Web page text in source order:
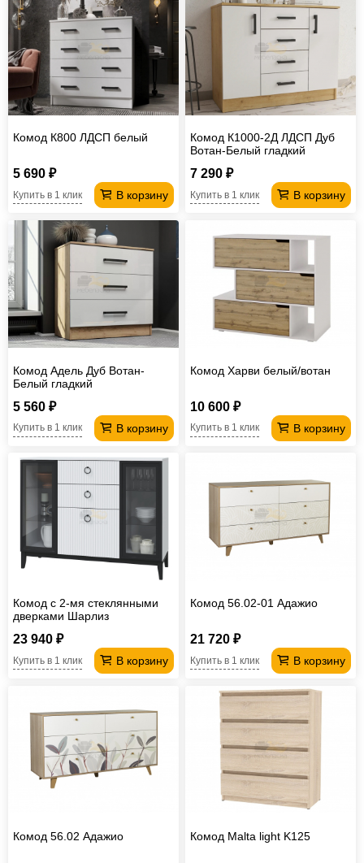
Комод К800 ЛДСП белый
5 690 ₽
В корзину
Купить в 1 клик
Комод К1000-2Д ЛДСП Дуб
Вотан-Белый гладкий
7 290 ₽
В корзину
Купить в 1 клик
Комод Адель Дуб Вотан-
Белый гладкий
5 560 ₽
В корзину
Купить в 1 клик
Комод Харви белый/вотан
10 600 ₽
В корзину
Купить в 1 клик
Комод с 2-мя стеклянными
дверками Шарлиз
23 940 ₽
В корзину
Купить в 1 клик
Комод 56.02-01 Адажио
21 720 ₽
В корзину
Купить в 1 клик
Комод 56.02 Адажио Комод Malta light K125